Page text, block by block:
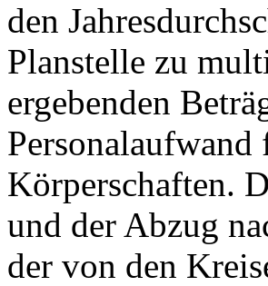
den
Planstelle zu
ergebenden
Körperschaften.
und der Abzug
der von den